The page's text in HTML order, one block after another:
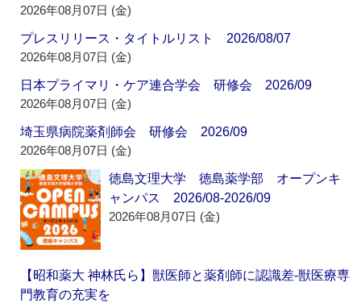
2026年08月07日 (金)
プレスリリース・タイトルリスト 2026/08/07
2026年08月07日 (金)
日本プライマリ・ケア連合学会 研修会 2026/09
2026年08月07日 (金)
埼玉県病院薬剤師会 研修会 2026/09
2026年08月07日 (金)
徳島文理大学 徳島薬学部 オープンキ
ャンパス 2026/08-2026/09
2026年08月07日 (金)
【昭和薬大 神林氏ら】獣医師と薬剤師に認識差‐獣医療専
門教育の充実を